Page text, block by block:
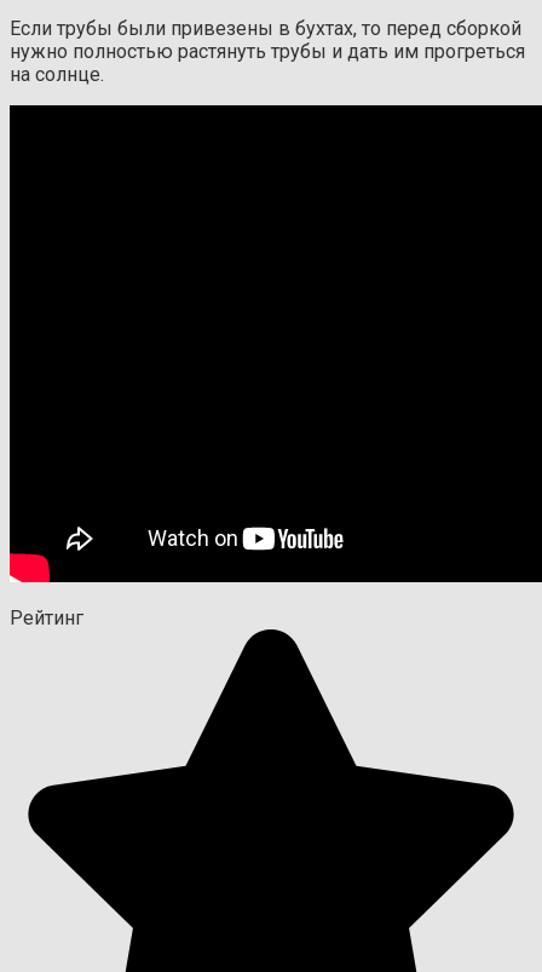
Если трубы были привезены в бухтах, то перед сборкой
нужно полностью растянуть трубы и дать им прогреться
на солнце.
Рейтинг